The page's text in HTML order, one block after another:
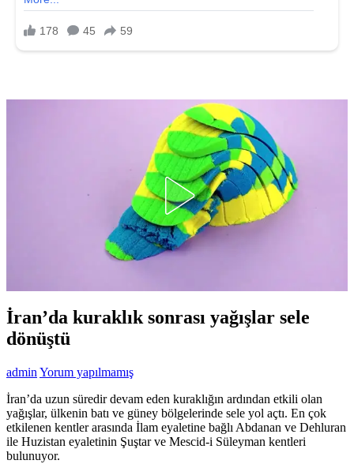
İran’da kuraklık sonrası yağışlar sele
dönüştü
admin Yorum yapılmamış
İran’da uzun süredir devam eden kuraklığın ardından etkili olan
yağışlar, ülkenin batı ve güney bölgelerinde sele yol açtı. En çok
etkilenen kentler arasında İlam eyaletine bağlı Abdanan ve Dehluran
ile Huzistan eyaletinin Şuştar ve Mescid-i Süleyman kentleri
bulunuyor.